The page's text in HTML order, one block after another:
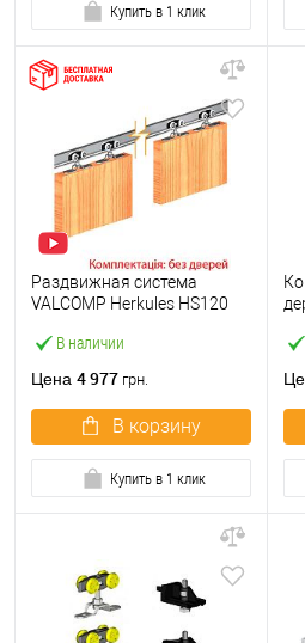
Купить в 1 клик
В наличии
Раздвижная система
VALCOMP Herkules HS120
весом до 120 кг
Цена 4 977 грн.
В корзину
Купить в 1 клик